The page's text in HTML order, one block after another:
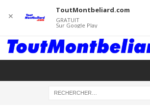
✕
ToutMontbeliard.com
GRATUIT
Sur Google Play